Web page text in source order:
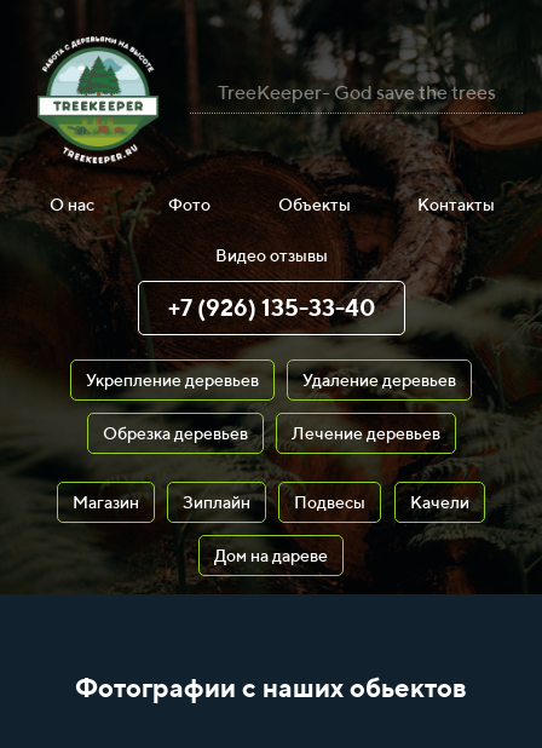
TreeKeeper- God save the trees
О нас Фото Объекты Контакты
Видео отзывы
+7 (926) 135-33-40
Укрепление деревьев Удаление деревьев
Обрезка деревьев Лечение деревьев
Магазин Зиплайн Подвесы Качели
Дом на дареве
Фотографии с наших обьектов